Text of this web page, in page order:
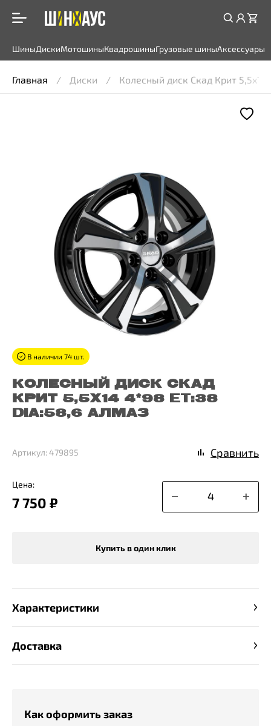
ШиныДискиМотошиныКвадрошиныГрузовые шиныАксессуары
Главная Диски Колесный диск Скад Крит
КОЛЕСНЫЙ ДИСК СКАД
КРИТ 5,5X14 4*98 ET:38
DIA:58,6 АЛМАЗ
В наличии 74 шт.
Цена:
7 750 ₽
Купить в один клик
Артикул: 479895 Сравнить
Как оформить заказ
Характеристики
Доставка